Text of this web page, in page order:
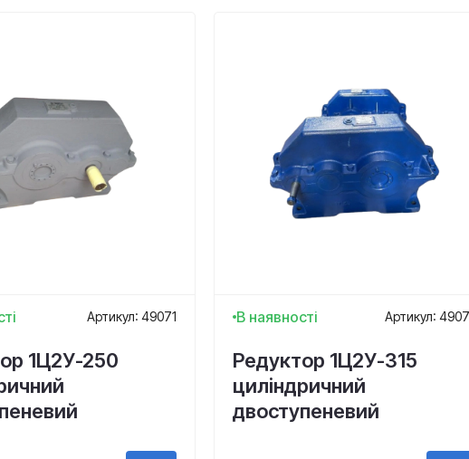
Артикул: 49071
1Ц2У-250
В наявності Артикул:
Редуктор 1Ц2У-315
циліндричний
двоступеневий